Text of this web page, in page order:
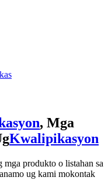
, Mga
Kwalipikasyon
mga produkto o listahan sa
ug kami mokontak